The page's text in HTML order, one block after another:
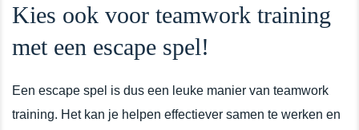
Kies ook voor teamwork training
met een escape spel!
Een escape spel is dus een leuke manier van teamwork
training. Het kan je helpen effectiever samen te werken en